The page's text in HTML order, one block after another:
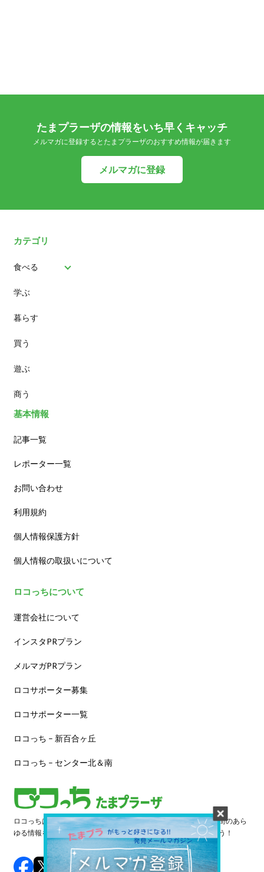
たまプラーザの情報をいち早くキャッチ
メルマガに登録するとたまプラーザのおすすめ情報が届きます
メルマガに登録
カテゴリ
食べる
パン
スイーツ
ランチ
カフェ
学ぶ
暮らす
買う
遊ぶ
商う
基本情報
記事一覧
レポーター一覧
お問い合わせ
利用規約
個人情報保護方針
個人情報の取扱いについて
ロコっちについて
運営会社について
インスタPRプラン
メルマガPRプラン
ロコサポーター募集
ロコサポーター一覧
ロコっち – 新百合ヶ丘
ロコっち – センター北＆南
ロコっちは、あなたのジモト体験を豊かにする情報サイトです。街のあら
ゆる情報を収集し、日々更新しています。早速情報を探してみよう！